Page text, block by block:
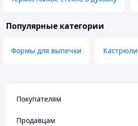
Популярные категории
Формы для выпечки Кастрюли
Покупателям
Продавцам